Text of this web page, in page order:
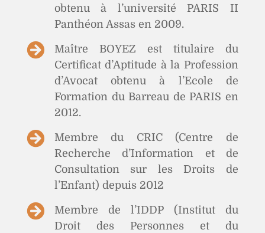
obtenu à l’université PARIS II
Panthéon Assas en 2009.

Maître BOYEZ est titulaire du
Certificat d’Aptitude à la Profession
d’Avocat obtenu à l’Ecole de
Formation du Barreau de PARIS en
2012.

Membre du CRIC (Centre de
Recherche d’Information et de
Consultation sur les Droits de
l’Enfant) depuis 2012

Membre de l’IDDP (Institut du
Droit des Personnes et du